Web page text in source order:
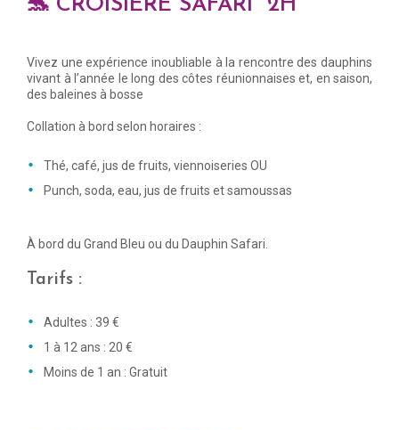
🐬 CROISIÈRE SAFARI 2H
Vivez une expérience inoubliable à la rencontre des dauphins
vivant à l’année le long des côtes réunionnaises et, en saison,
des baleines à bosse
Collation à bord selon horaires :
Thé, café, jus de fruits, viennoiseries OU
Punch, soda, eau, jus de fruits et samoussas
À bord du Grand Bleu ou du Dauphin Safari.
Tarifs :
Adultes : 39 €
1 à 12 ans : 20 €
Moins de 1 an : Gratuit